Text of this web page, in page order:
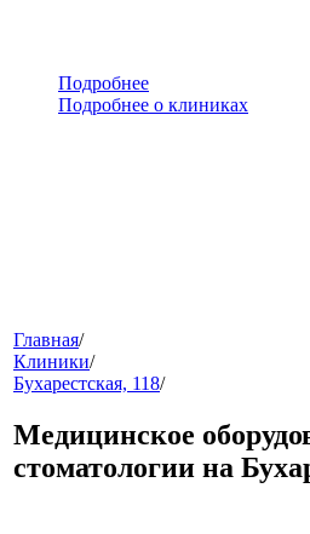
Подробнее
Подробнее о клиниках
меню
Главная/
Клиники/
Бухарестская, 118/
Медицинское
стоматологии на